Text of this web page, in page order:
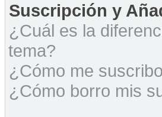
Suscripción y
¿Cuál es la
tema?
¿Cómo me
¿Cómo borro mis